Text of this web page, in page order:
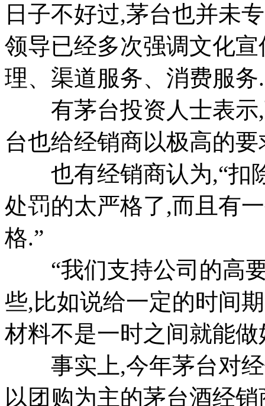
日子不好过,茅台也并未
领导已经多次强调文化
理、渠道服务、消费服务.
有茅台投资人士表示,
台也给经销商以极高的
也有经销商认为,“扣
处罚的太严格了,而且有
格.”
“我们支持公司的高要
些,比如说给一定的时间
材料不是一时之间就能
事实上,今年茅台对经
以团购为主的茅台酒经